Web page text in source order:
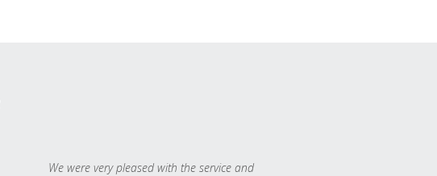
We were very pleased with the service and